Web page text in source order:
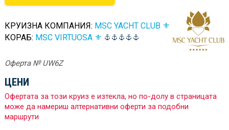
КРУИЗНА КОМПАНИЯ: MSC YACHT CLUB ⚜
КОРАБ: MSC VIRTUOSA ⚜
Оферта № UW6Z
ЦЕНИ
Офертата за този круиз е изтекла, но по-долу в страницата
може да намериш алтернативни оферти за подобни
маршрути